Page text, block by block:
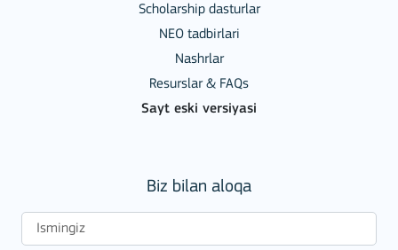
Scholarship dasturlar
NEO tadbirlari
Nashrlar
Resurslar & FAQs
Sayt eski versiyasi
Biz bilan aloqa